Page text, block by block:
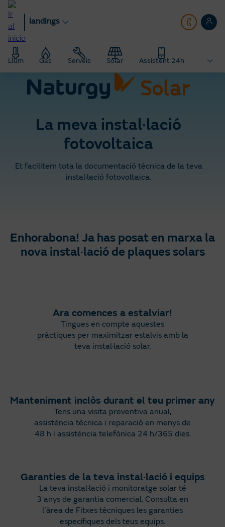
Anar
contingut
principal
landings
Llum Gas Serveis Solar Assistent 24h
La meva instal·lació
fotovoltaica
Et facilitem tota la documentació tècnica de la teva
instal·lació fotovoltaica.
Enhorabona! Ja has posat en marxa la
nova instal·lació de plaques solars
Ara comences a estalviar!
Tingues en compte aquestes
pràctiques per maximitzar estalvis amb la
teva instal·lació solar.
Manteniment inclòs durant el teu primer any
Tens una visita preventiva anual,
assistència tècnica i reparació en menys de
48 h i assistència telefònica 24 h/365 dies.
Garanties de la teva instal·lació i equips
La teva instal·lació i monitoratge solar té
3 anys de garantia comercial. Consulta en
l’àrea de Fitxes tècniques les garanties
específiques dels teus equips.